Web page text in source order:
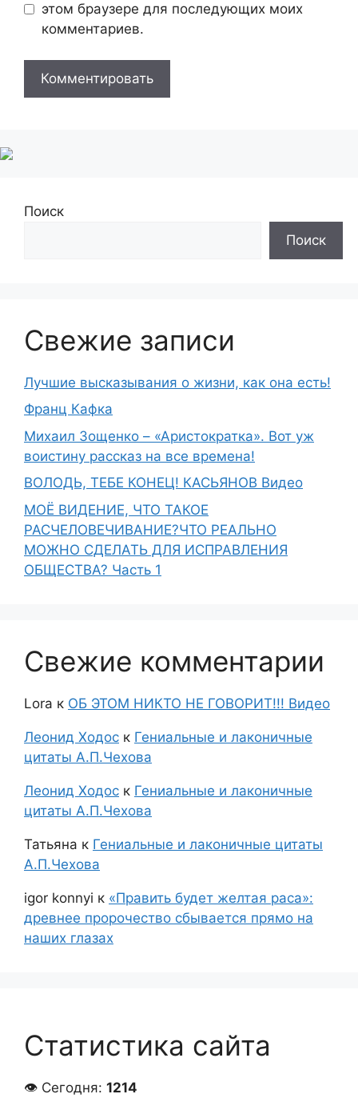
этом браузере для последующих моих
комментариев.
Поиск
Поиск
Свежие записи
Лучшие высказывания о жизни, как она есть!
Франц Кафка
Михаил Зощенко – «Аристократка». Вот уж
воистину рассказ на все времена!
ВОЛОДЬ, ТЕБЕ КОНЕЦ! КАСЬЯНОВ Видео
МОЁ ВИДЕНИЕ, ЧТО ТАКОЕ
РАСЧЕЛОВЕЧИВАНИЕ?ЧТО РЕАЛЬНО
МОЖНО СДЕЛАТЬ ДЛЯ ИСПРАВЛЕНИЯ
ОБЩЕСТВА? Часть 1
Свежие комментарии
Lora к ОБ ЭТОМ НИКТО НЕ ГОВОРИТ!!! Видео
Леонид Ходос к Гениальные и лаконичные
цитаты А.П.Чехова
Леонид Ходос к Гениальные и лаконичные
цитаты А.П.Чехова
Татьяна к Гениальные и лаконичные цитаты
А.П.Чехова
igor konnyi к «Править будет желтая раса»:
древнее пророчество сбывается прямо на
наших глазах
Статистика сайта
👁 Сегодня: 1214